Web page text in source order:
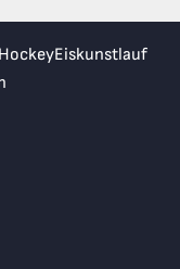
Eiskunstlauf